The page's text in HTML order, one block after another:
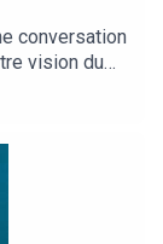
conversation
vision du
a
les
commun.Et
rend compte
tout la vie